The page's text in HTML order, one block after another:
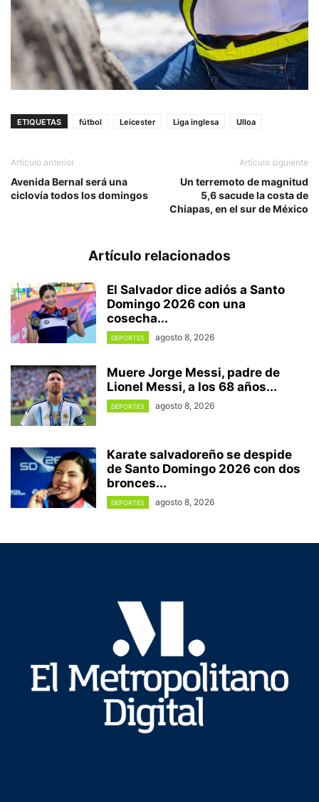
ETIQUETAS fútbol Leicester Liga inglesa Ulloa
Artículo anterior
Avenida Bernal será una
ciclovía todos los domingos
Artículo siguiente
Un terremoto de magnitud
5,6 sacude la costa de
Chiapas, en el sur de México
Artículo relacionados
El Salvador dice adiós a Santo
Domingo 2026 con una
cosecha...
DEPORTES agosto 8, 2026
Muere Jorge Messi, padre de
Lionel Messi, a los 68 años...
DEPORTES agosto 8, 2026
Karate salvadoreño se despide
de Santo Domingo 2026 con dos
bronces...
DEPORTES agosto 8, 2026